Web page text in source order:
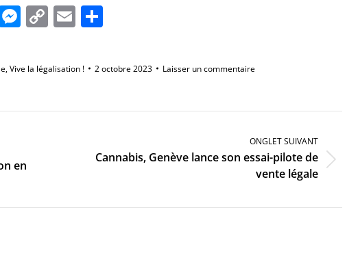
Messenger
Copy
Link
Email
,Vive la légalisation ! 2 octobre 2023 Laisser un commentaire
en
ONGLET SUIVANT
Onglet
Cannabis, Genève lance son essai-pilote de
vente légale